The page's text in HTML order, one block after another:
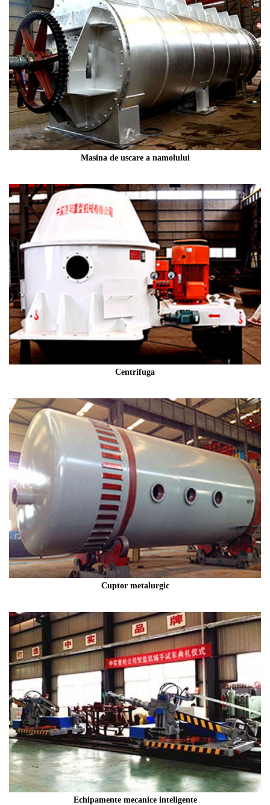
Masina de uscare a namolului
Centrifuga
Cuptor metalurgic
Echipamente mecanice inteligente